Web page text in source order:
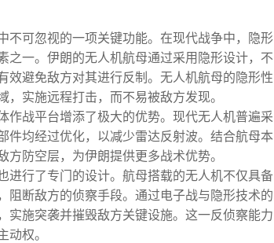
不可忽视的一项关键功能。在现代战争中，隐形
之一。伊朗的无人机航母通过采用隐形设计，不
效避免敌方对其进行反制。无人机航母的隐形性
实施远程打击，而不易被敌方发现。
作战平台增添了极大的优势。现代无人机普遍采
件均经过优化，以减少雷达反射波。结合航母本
防空层，为伊朗提供更多战术优势。
进行了专门的设计。航母搭载的无人机不仅具备
阻断敌方的侦察手段。通过电子战与隐形技术的
实施突袭并摧毁敌方关键设施。这一反侦察能力
权。